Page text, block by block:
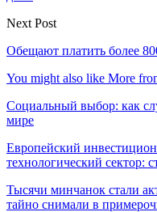
Next Post
Обещают платить более
You might also like More
Социальный выбор: как
мире
Европейский
технологический сектор:
Тысячи минчанок стали
тайно снимали в